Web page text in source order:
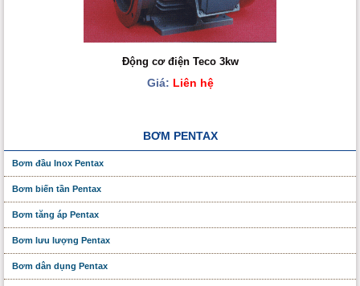
Động cơ điện Teco 3kw
Giá: Liên hệ
BƠM PENTAX
Bơm đầu Inox Pentax
Bơm biến tần Pentax
Bơm tăng áp Pentax
Bơm lưu lượng Pentax
Bơm dân dụng Pentax